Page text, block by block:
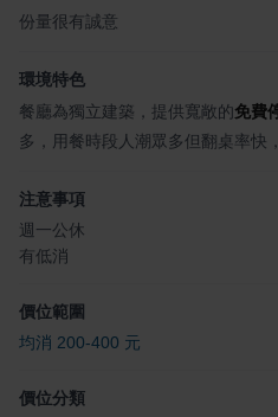
份量很有誠意
環境特色
餐廳為獨立建築，提供寬敞的免費
多，用餐時段人潮眾多但翻桌率快
注意事項
週一公休
有低消
價位範圍
均消 200-400 元
價位分類